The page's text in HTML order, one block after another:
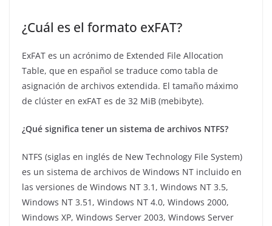
¿Cuál es el formato exFAT?
ExFAT es un acrónimo de Extended File Allocation
Table, que en español se traduce como tabla de
asignación de archivos extendida. El tamaño máximo
de clúster en exFAT es de 32 MiB (mebibyte).
¿Qué significa tener un sistema de archivos NTFS?
NTFS (siglas en inglés de New Technology File System)
es un sistema de archivos de Windows NT incluido en
las versiones de Windows NT 3.1, Windows NT 3.5,
Windows NT 3.51, Windows NT 4.0, Windows 2000,
Windows XP, Windows Server 2003, Windows Server